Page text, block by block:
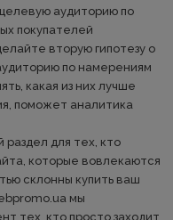
аудиторию по
покупателей
вторую гипотезу о
по намерениям
какая из них лучше
поможет аналитика
раздел для тех, кто
которые вовлекаются
склонны купить ваш
мы
тех, кто просто заходит